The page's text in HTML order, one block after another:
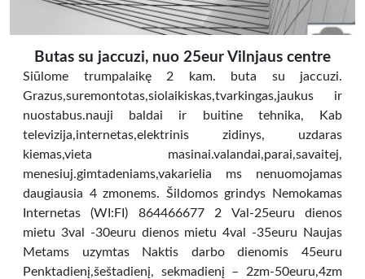
Butas su jaccuzi, nuo 25eur Vilnjaus centre
Siūlome trumpalaikę 2 kam. buta su jaccuzi.
Grazus,suremontotas,siolaikiskas,tvarkingas,jaukus ir
nuostabus.nauji baldai ir buitine tehnika, Kab
televizija,internetas,elektrinis zidinys, uzdaras
kiemas,vieta masinai.valandai,parai,savaitej,
menesiuj.gimtadeniams,vakarielia ms nenuomojamas
daugiausia 4 zmonems. Šildomos grindys Nemokamas
Internetas (WI:FI) 864466677 2 Val-25euru dienos
mietu 3val -30euru dienos mietu 4val -35euru Naujas
Metams uzymtas Naktis darbo dienomis 45euru
Penktadienį,šeštadienį, sekmadienį – 2zm-50euru,4zm